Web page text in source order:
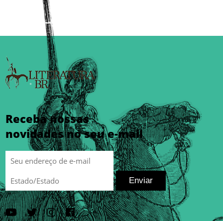
Receba nossas
novidades no seu e-mail
Enviar